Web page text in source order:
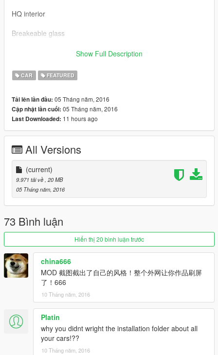
HQ interior
Breakeable glass
Working steering wheel
Datsun Z Rocket bunny BY 【VG】VIP GROUP
宽体改装模型制作：VG-JASON LEE
MOD制作：VG-CHINA-SO
车辆介绍：
高清后视镜
精致的中控台
可使用的表盘
正确的驾驶员位置
数据：无需更改数据,直接用原游戏数据即可,如想改为后驱车请自
行修改数据。
安装方法：
请使用openIV软件进行全盘搜索，得出最新的路劲后替换它！
例如：在x64e和2ng都能搜索到，那么2ng既是最新的路径
本MOD由【VG】VIP GROUP免费提供，请勿用于其他商业用
Show Full Description
CAR FEATURED
Tải lên lần đầu: 05 Tháng năm, 2016
Cập nhật lần cuối: 05 Tháng năm, 2016
Last Downloaded: 11 hours ago
All Versions
(current)
9.971 tải về , 20 MB
05 Tháng năm, 2016
73 Bình luận
Hiển thị 20 bình luận trước
china666
MOD 截图截出了自己的风格！整个外网让你作品刷屏
了！666
10 Tháng năm, 2016
Platin
why you didnt wright the installation folder about all
your cars!??
10 Tháng năm, 2016